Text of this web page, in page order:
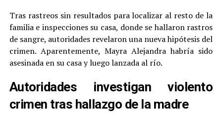
Tras rastreos sin resultados para localizar al resto de la
familia e inspecciones su casa, donde se hallaron rastros
de sangre, autoridades revelaron una nueva hipótesis del
crimen. Aparentemente, Mayra Alejandra habría sido
asesinada en su casa y luego lanzada al río.
Autoridades investigan violento
crimen tras hallazgo de la madre